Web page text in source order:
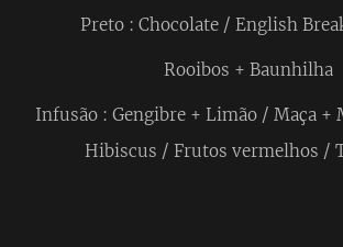
Preto : Chocolate / English
Rooibos + Baunhilha
Infusão : Gengibre + Limão / Maça +
Hibiscus / Frutos vermelhos /